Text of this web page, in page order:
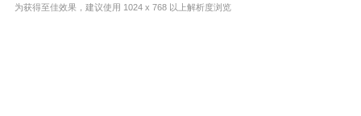
为获得至佳效果，建议使用 1024 x 768 以上解析度浏览